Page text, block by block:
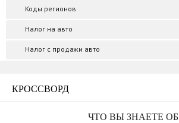
Коды регионов
Налог на авто
Налог с продажи авто
КРОССВОРД
ЧТО ВЫ ЗНАЕТЕ ОБ